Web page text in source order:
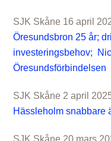
SJK Skåne 16 april
Öresundsbron 25 år;
investeringsbehov;
Öresundsförbindelsen
SJK Skåne 2 april
Hässleholm snabbare
SJK Skåne 20 mars